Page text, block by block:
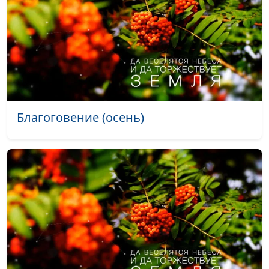
Завтрак (лето) #490
Конец зимы (зима) #489
Мечты сбываются (зима и лето) #488
Звуки осеннего леса (осень) #487
Осенняя река (осень) #484
Черничное счастье (лето) #483
Расслышать Бога (лето) #482
Природа — не бездушный лик...
(весна)
Май #481
Благоговение (осень)